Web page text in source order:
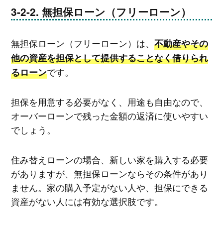
無担保ローン（フリーローン）
無担保ローン（フリーローン）は、 不動産やその
他の資産を担保として提供することなく借りられ
るローンです。
担保を用意する必要がなく、用途も自由なので、
オーバーローンで残った金額の返済に使いやすい
でしょう。
住み替えローンの場合、新しい家を購入する必要
がありますが、無担保ローンならその条件があり
ません。家の購入予定がない人や、担保にできる
資産がない人には有効な選択肢です。